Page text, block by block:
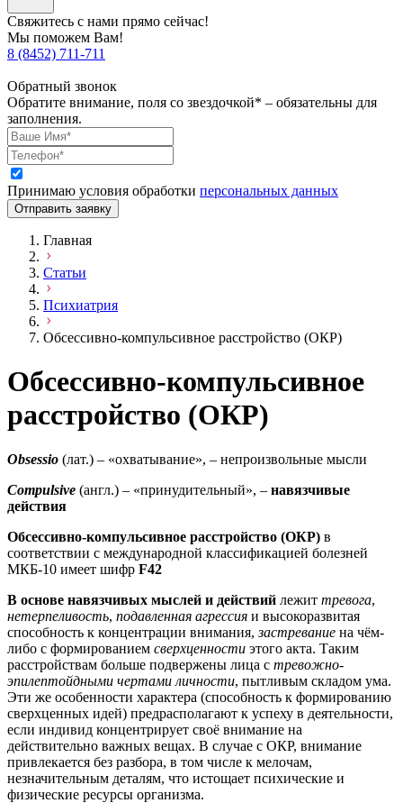
Свяжитесь с нами прямо сейчас!
Мы поможем Вам!
8 (8452) 711-711
Обратный звонок
Обратите внимание, поля со звездочкой* – обязательны для
заполнения.
Принимаю условия обработки персональных данных
Отправить заявку
Главная
Статьи
Психиатрия
Обсессивно-компульсивное расстройство (ОКР)
Обсессивно-компульсивное
расстройство (ОКР)
Obsessio (лат.) – «охватывание», – непроизвольные мысли
Compulsive (англ.) – «принудительный», – навязчивые
действия
Обсессивно-компульсивное расстройство (ОКР) в
соответствии с международной классификацией болезней
МКБ-10 имеет шифр F42
В основе навязчивых мыслей и действий лежит тревога,
нетерпеливость, подавленная агрессия и высокоразвитая
способность к концентрации внимания,застревание на чём-
либо с формированием сверхценности этого акта. Таким
расстройствам больше подвержены лица с тревожно-
эпилептойдными чертами личности, пытливым складом ума.
Эти же особенности характера (способность к формированию
сверхценных идей) предрасполагают к успеху в деятельности,
если индивид концентрирует своё внимание на
действительно важных вещах. В случае с ОКР, внимание
привлекается без разбора, в том числе к мелочам,
незначительным деталям, что истощает психические и
физические ресурсы организма.